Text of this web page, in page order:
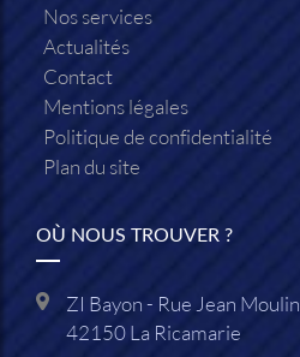
Nos services
Actualités
Contact
Mentions légales
Politique de confidentialité
Plan du site
OÙ NOUS TROUVER ?
ZI Bayon - Rue Jean Moulin
42150La Ricamarie